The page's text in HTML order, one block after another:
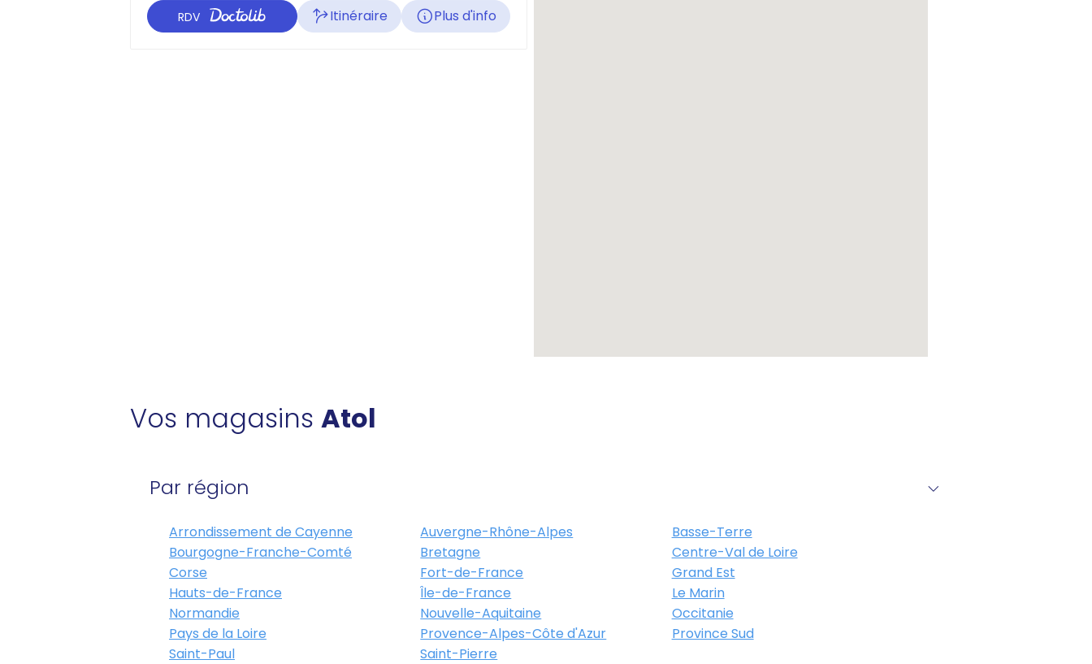
RDV Itinéraire Plus d'info
Vos magasins Atol
Par région
Arrondissement de Cayenne Auvergne-Rhône-Alpes
Basse-Terre
Bourgogne-Franche-Comté
Bretagne
Centre-Val de Loire
Corse
Fort-de-France
Grand Est
Hauts-de-France
Île-de-France
Le Marin
Normandie
Nouvelle-Aquitaine
Occitanie
Pays de la Loire
Provence-Alpes-Côte d'Azur
Province Sud
Saint-Paul
Saint-Pierre